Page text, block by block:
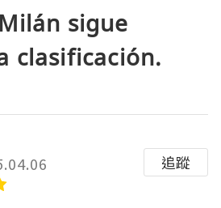
sigue
clasificación.
追蹤